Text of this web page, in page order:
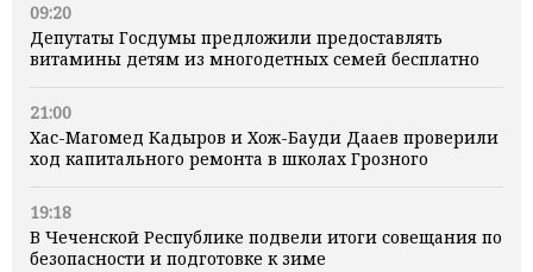
09:20
Депутаты Госдумы предложили предоставлять
витамины детям из многодетных семей бесплатно
21:00
Хас-Магомед Кадыров и Хож-Бауди Дааев проверили
ход капитального ремонта в школах Грозного
19:18
В Чеченской Республике подвели итоги совещания по
безопасности и подготовке к зиме